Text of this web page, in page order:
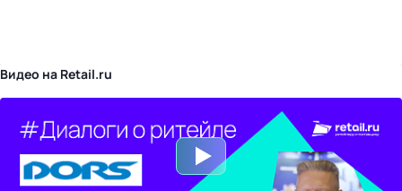
Видео на Retail.ru